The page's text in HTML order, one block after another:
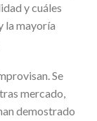
y cuáles
la mayoría
Se
mercado,
demostrado